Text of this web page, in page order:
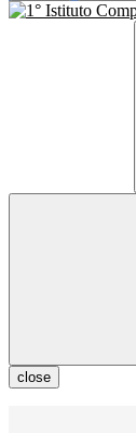
close